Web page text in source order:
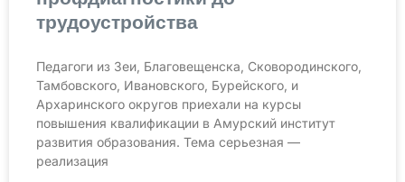
трудоустройства
Педагоги из Зеи, Благовещенска, Сковородинского,
Тамбовского, Ивановского, Бурейского, и
Архаринского округов приехали на курсы
повышения квалификации в Амурский институт
развития образования. Тема серьезная —
реализация